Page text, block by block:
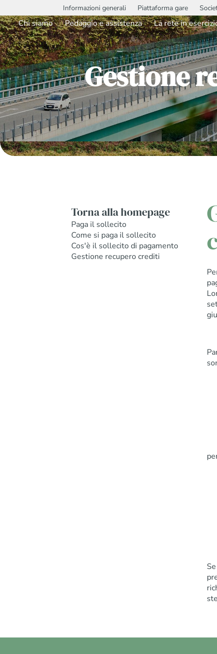
Informazioni generali Piattaforma gare
Chi siamo Pedaggio e assistenza La rete in
Gestione
Torna alla homepage
Paga il sollecito
Come si paga il sollecito
Cos'è il sollecito di pagamento
Gestione recupero crediti